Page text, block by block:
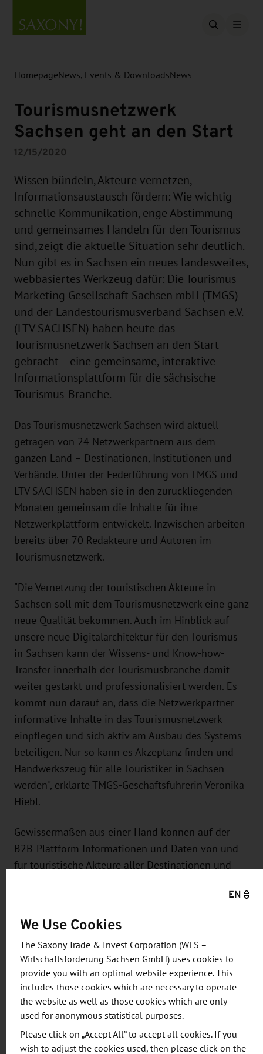
Open
HomepageNews, Events & DownloadsNews
Tourismusnetzwerk
Sachsen geht an den Start
12/15/2020
Wissen bündeln, Akteure vernetzen,
Informationsaustausch fördern: Wie wichtig
schnelle Kommunikation, enge Abstimmung
und gemeinsames Handeln für den Tourismus
sind, zeigt die aktuelle Situation sehr deutlich.
Nun gibt es in Sachsen ein neues landesweites,
webbasiertes Werkzeug dafür: Die Tourismus
Marketing Gesellschaft Sachsen mbH (TMGS)
und der Landestourismusverband Sachsen e.V.
(LTV SACHSEN) haben heute das
Tourismusnetzwerk Sachsen an den Start
gebracht – eine gemeinsame, interaktive
Informationsplattform für die sächsische
Tourismus-Branche.
Das Tourismusnetzwerk Sachsen wird aktuell
getragen von 24 Netzwerkpartnern aus dem
ganzen Land – Destinationen, Institutionen und
Verbände. Unter der Federführung von TMGS und
LTV SACHSEN haben sie in den zurückliegenden
Monaten gemeinsam die Inhalte für ihre
Netzwerkplattform entwickelt. Inzwischen arbeiten
bereits über 70 Redakteure und Autoren im
Tourismusnetzwerk.
"Die Vernetzung der touristischen Akteure in
Sachsen soll mit dem Tourismusnetzwerk eine ganz
neue Qualität bekommen. Auch im Hinblick auf
unsere neue Digitalarchitektur für den Tourismus
in Sachsen kann der Wissens- und Know-how-
Transfer innerhalb der Tourismusbranche damit
weiter gestärkt und professionalisiert werden. Es
kommt nun darauf an, dass die Netzwerkpartner
informative Inhalte in das Tourismusnetzwerk
einpflegen und sich aktiv am Ausbau des Systems
beteiligen. Nur so kann es Akzeptanz finden und
Handwerkszeug für alle Touristiker in Sachsen
werden", erklärte TMGS-Geschäftsführerin Veronika
Hiebl.
Gewissermaßen aus einer Hand können auf der
B2B-Plattform Informationen und Daten von und
für touristische Akteure aller Destinationen und
zur Verfügung gestellt und transferiert werden. Die
News, über die Koordination von Terminen,
Weiterbildungs- und Kooperationsangebote,
Marketingstrategien und Leitfäden,
Qualitätsinitiativen und vieles mehr. Wöchentlich
wird ein Newsletter an die registrierten
Abonnenten versendet. Zudem ermöglicht die
Plattform in Zukunft eine effiziente
Kommunikation in virtuellen
EN
We Use Cookies
The Saxony Trade & Invest Corporation (WFS –
Wirtschaftsförderung Sachsen GmbH) uses cookies to
provide you with an optimal website experience. This
includes those cookies which are necessary to operate
the website as well as those cookies which are only
used for anonymous statistical purposes.
Please click on „Accept All” to accept all cookies. If you
wish to adjust the cookies used, then please click on the